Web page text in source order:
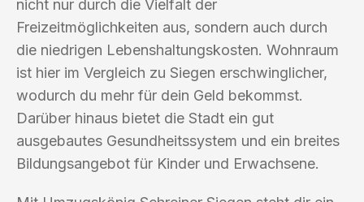
nicht nur durch die Vielfalt der
Freizeitmöglichkeiten aus, sondern auch durch
die niedrigen Lebenshaltungskosten. Wohnraum
ist hier im Vergleich zu Siegen erschwinglicher,
wodurch du mehr für dein Geld bekommst.
Darüber hinaus bietet die Stadt ein gut
ausgebautes Gesundheitssystem und ein breites
Bildungsangebot für Kinder und Erwachsene.